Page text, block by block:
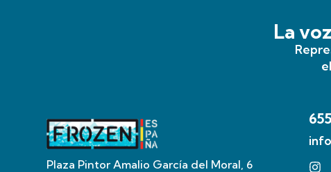
La
Plaza Pintor Amalio García del Moral, 6